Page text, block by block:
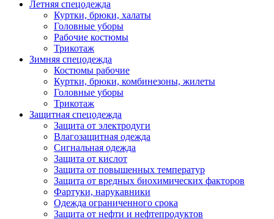
Летняя спецодежда
Куртки, брюки, халаты
Головные уборы
Рабочие костюмы
Трикотаж
Зимняя спецодежда
Костюмы рабочие
Куртки, брюки, комбинезоны, жилеты
Головные уборы
Трикотаж
Защитная спецодежда
Защита от электродуги
Влагозащитная одежда
Сигнальная одежда
Защита от кислот
Защита от повышенных температур
Защита от вредных биохимических факторов
Фартуки, нарукавники
Одежда ограниченного срока
Защита от нефти и нефтепродуктов